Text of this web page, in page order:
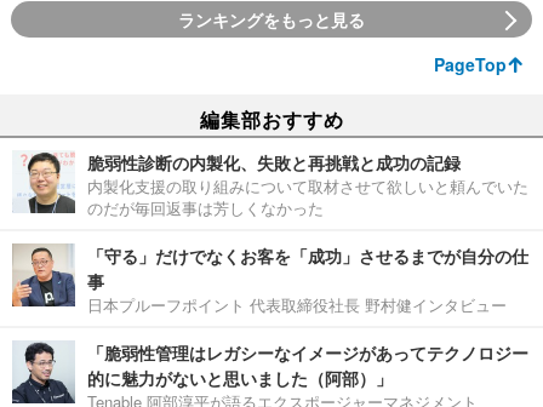
ランキングをもっと見る
PageTop
編集部おすすめ
脆弱性診断の内製化、失敗と再挑戦と成功の記録
内製化支援の取り組みについて取材させて欲しいと頼んでいた
のだが毎回返事は芳しくなかった
「守る」だけでなくお客を「成功」させるまでが自分の仕
事
日本プルーフポイント 代表取締役社長 野村健インタビュー
「脆弱性管理はレガシーなイメージがあってテクノロジー
的に魅力がないと思いました（阿部）」
Tenable 阿部淳平が語るエクスポージャーマネジメント